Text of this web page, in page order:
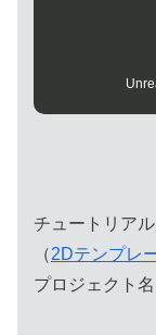
チュートリア
（2Dテンプレ
プロジェクト